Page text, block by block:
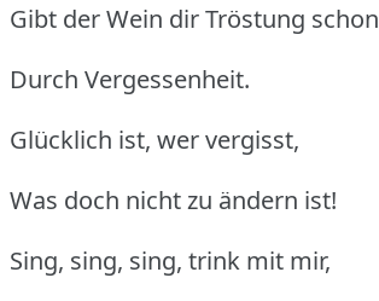
Gibt der Wein dir Tröstung schon
Durch Vergessenheit.
Glücklich ist, wer vergisst,
Was doch nicht zu ändern ist!
Sing, sing, sing, trink mit mir,